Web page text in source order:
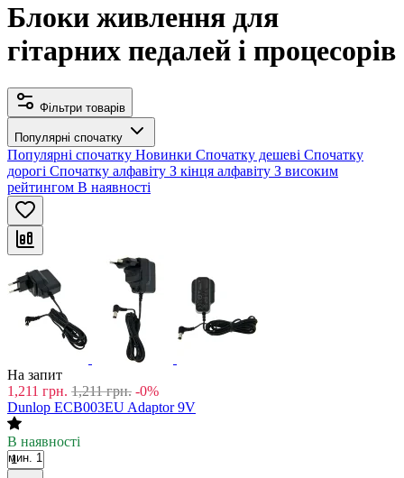
Блоки живлення для
гітарних педалей і процесорів
Фільтри товарів
Популярні спочатку
Популярні спочатку Новинки Спочатку дешеві Спочатку
дорогі Спочатку алфавіту З кінця алфавіту З високим
рейтингом В наявності
На запит
1,211 грн. 1,211 грн. -0%
Dunlop ECB003EU Adaptor 9V
В наявності
мин. 1